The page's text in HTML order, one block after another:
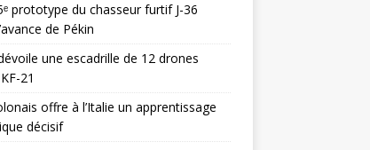
prototype du chasseur furtif J-36
de Pékin
une escadrille de 12 drones
21
offre à l’Italie un apprentissage
décisif